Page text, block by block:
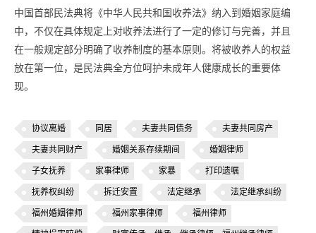
中国首部民法典将《中华人民共和国收养法》纳入到婚姻家庭编
中，不仅在具体规定上对收养法进行了一定的修订与完善，并且
在一般规定部分明确了收养制度的基本原则。将被收养人的权益
放在第一位，是民法典全方位呵护未成年人健康成长的重要体
现。
协议离婚 同居 夫妻共同债务 夫妻共同房产
夫妻共同财产 婚姻关系存续期间 婚姻律师
子女抚养 家事律师 家暴 打印遗嘱
抚养权纠纷 拆迁安置 法定继承 法定继承纠纷
福州婚姻律师 福州家事律师 福州律师